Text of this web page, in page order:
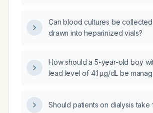
Can blood cultures be
drawn into heparinized vials?
How should a 5-year-old boy
lead level of 4.1 µg/dL be
Should patients on dialysis take